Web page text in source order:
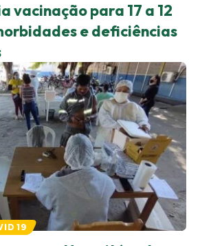
vacinação para 17 a 12
e deficiências
19